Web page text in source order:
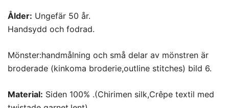
Ålder: Ungefär 50 år.
Handsydd och fodrad.
Mönster:handmålning och små delar av mönstren är
broderade (kinkoma broderie,outline stitches) bild 6.
Material: Siden 100% .(Chirimen silk,Crêpe textil med